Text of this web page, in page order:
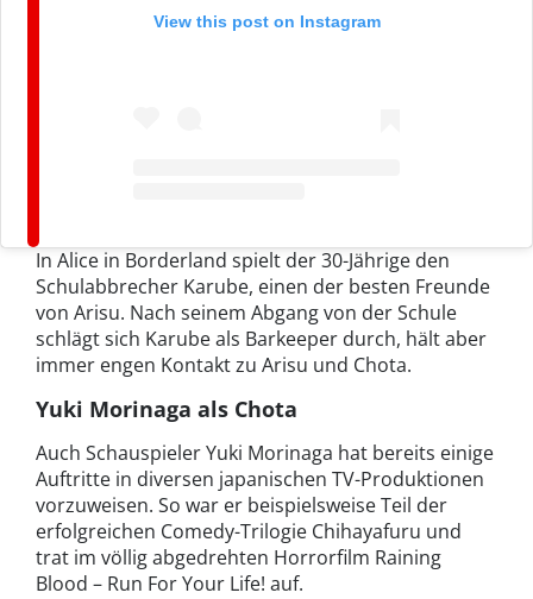
View this post on Instagram
In Alice in Borderland spielt der 30-Jährige den
Schulabbrecher Karube, einen der besten Freunde
von Arisu. Nach seinem Abgang von der Schule
schlägt sich Karube als Barkeeper durch, hält aber
immer engen Kontakt zu Arisu und Chota.
Yuki Morinaga als Chota
Auch Schauspieler Yuki Morinaga hat bereits einige
Auftritte in diversen japanischen TV-Produktionen
vorzuweisen. So war er beispielsweise Teil der
erfolgreichen Comedy-Trilogie Chihayafuru und
trat im völlig abgedrehten Horrorfilm Raining
Blood – Run For Your Life! auf.